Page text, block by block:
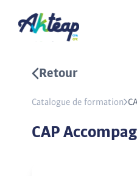
Retour
Catalogue de formation
CAP